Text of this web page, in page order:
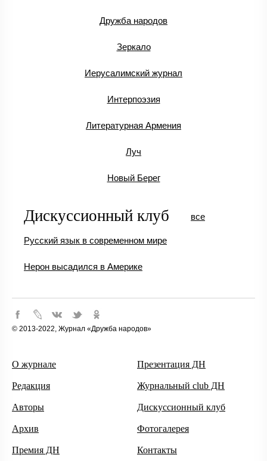
Дружба народов
Зеркало
Иерусалимский журнал
Интерпоэзия
Литературная Армения
Луч
Новый Берег
Дискуссионный клуб
Русский язык в современном мире
Нерон высадился в Америке
все
© 2013-2022, Журнал «Дружба народов»
О журнале
Редакция
Авторы
Архив
Премия ДН
Презентация ДН
Журнальный club ДН
Дискуссионный клуб
Фотогалерея
Контакты